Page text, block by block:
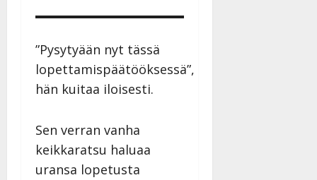
”Pysytyään nyt tässä
lopettamispäätööksessä”,
hän kuitaa iloisesti.
Sen verran vanha
keikkaratsu haluaa
uransa lopetusta